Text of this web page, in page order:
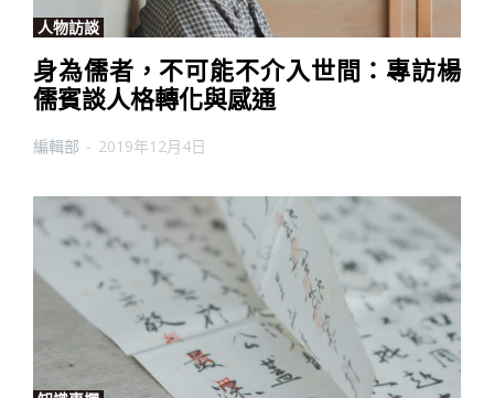
人物訪談
身為儒者，不可能不介入世間：專訪楊
儒賓談人格轉化與感通
編輯部 - 2019年12月4日